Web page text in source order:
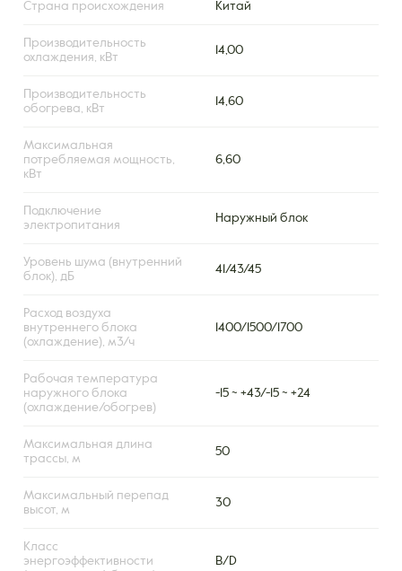
Страна происхождения Китай
Производительность
охлаждения, кВт
14,00
Производительность
обогрева, кВт
14,60
Максимальная
потребляемая мощность,
кВт
6,60
Подключение
электропитания
Наружный блок
Уровень шума (внутренний
блок), дБ
41/43/45
Расход воздуха
внутреннего блока
(охлаждение), м3/ч
1400/1500/1700
Рабочая температура
наружного блока
(охлаждение/обогрев)
-15 ~ +43/-15 ~ +24
Максимальная длина
трассы, м
50
Максимальный перепад
высот, м
30
Класс
энергоэффективности
B/D